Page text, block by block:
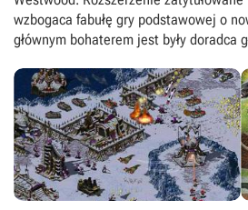
wzbogaca fabułę gry podstawowej o
głównym bohaterem jest były doradca
serii, kampania podstawowa
(po 7 misji dla każdej ze stron), które
dowódca Aliantów lub Sowietów. W
dyspozycji graczy oddano zaś 10
trzecią, zupełnie nową frakcję, czyli
Prócz tego w grze znalazły się
takie jak Hollywood, Londyn, Kair czy